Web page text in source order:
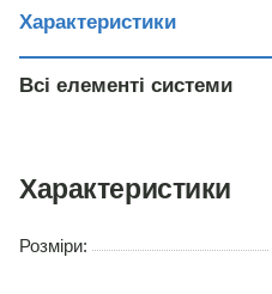
Характеристики
Всі елементі системи
Характеристики
Розміри: